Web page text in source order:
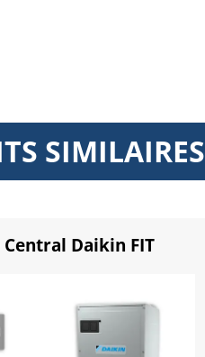
SIMILAIRES
Central Daikin FIT